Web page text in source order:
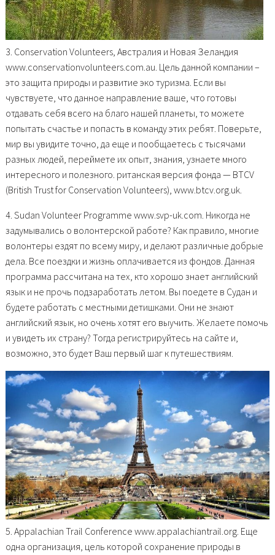
3. Conservation Volunteers, Австралия и Новая Зеландия
www.conservationvolunteers.com.au. Цель данной компании –
это защита природы и развитие эко туризма. Если вы
чувствуете, что данное направление ваше, что готовы
отдавать себя всего на благо нашей планеты, то можете
попытать счастье и попасть в команду этих ребят. Поверьте,
мир вы увидите точно, да еще и пообщаетесь с тысячами
разных людей, переймете их опыт, знания, узнаете много
интересного и полезного. ританская версия фонда — BTCV
(British Trust for Conservation Volunteers), www.btcv.org.uk.
4. Sudan Volunteer Programme www.svp-uk.com. Никогда не
задумывались о волонтерской работе? Как правило, многие
волонтеры ездят по всему миру, и делают различные добрые
дела. Все поездки и жизнь оплачивается из фондов. Данная
программа рассчитана на тех, кто хорошо знает английский
язык и не прочь подзаработать летом. Вы поедете в Судан и
будете работать с местными детишками. Они не знают
английский язык, но очень хотят его выучить. Желаете помочь
и увидеть их страну? Тогда регистрируйтесь на сайте и,
возможно, это будет Ваш первый шаг к путешествиям.
5. Appalachian Trail Conference www.appalachiantrail.org. Еще
одна организация, цель которой сохранение природы в